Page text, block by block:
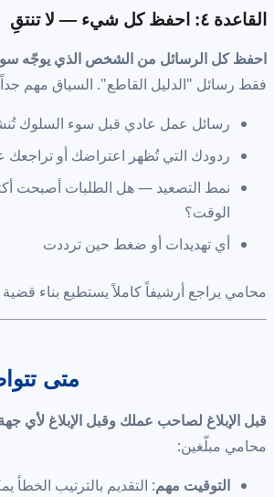
القاعدة ٤: احفظ كل شيء — لا تنتقِ
احفظ كل الرسائل من الشخص الذي يوجّه
فقط رسائل "الدليل القاطع". السياق مهم
رسائل عمل عادي قبل سوء السلوك
ردودك التي تُظهر اعتراضك أو تراجعك
نمط التصعيد — هل الطلبات أصبحت
الوقت؟
أي تهديدات أو ضغط حين ترددت
محامي يراجع أرشيفاً كاملاً يستطيع بناء قضية
متى
قبل الإبلاغ لصاحب عملك وقبل الإبلاغ لأي
محامي مبلّغين:
التوقيت مهم: التقديم بالترتيب الخطأ